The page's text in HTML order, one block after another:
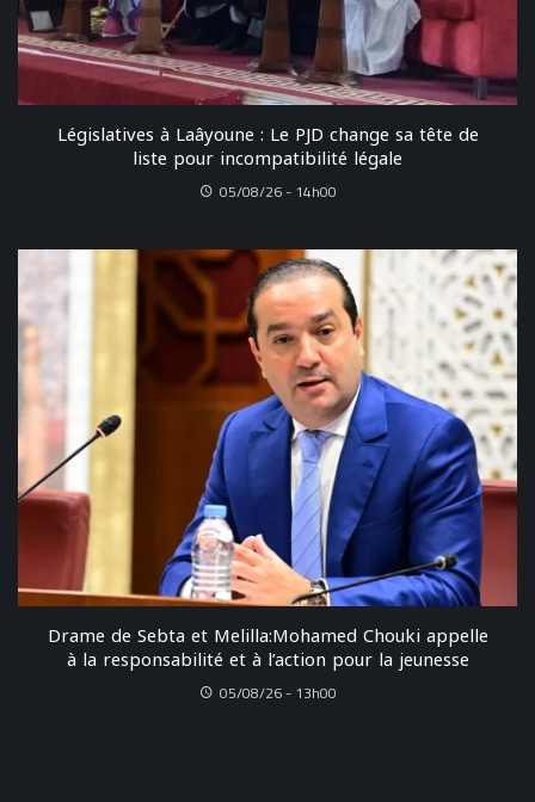
Législatives à Laâyoune : Le PJD change sa tête de
liste pour incompatibilité légale
05/08/26 - 14h00
Drame de Sebta et Melilla:Mohamed Chouki appelle
à la responsabilité et à l’action pour la jeunesse
05/08/26 - 13h00